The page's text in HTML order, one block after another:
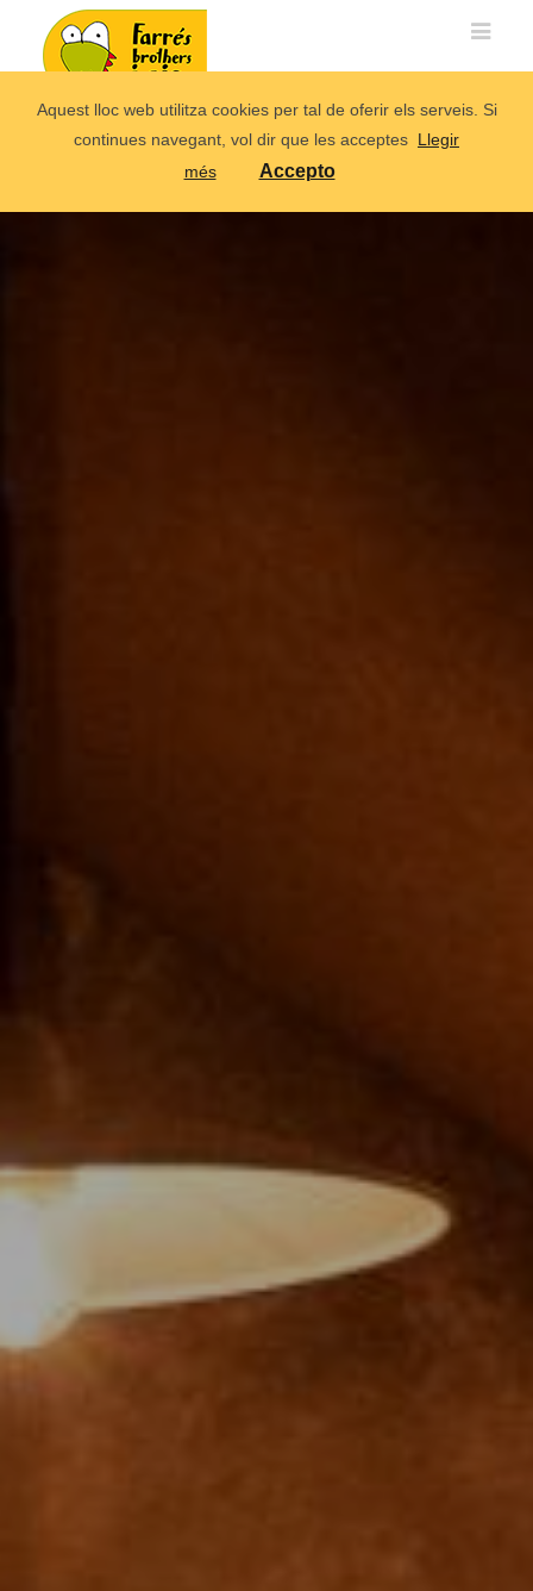
Aquest lloc web utilitza cookies per tal de oferir els serveis. Si
continues navegant, vol dir que les acceptes Llegir
més
Accepto